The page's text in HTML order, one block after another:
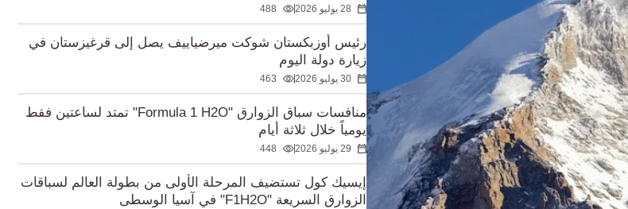
28 يوليو 2026 488
رئيس أوزبكستان شوكت ميرضياييف يصل إلى قرغيزستان في
زيارة دولة اليوم
30 يوليو 2026 463
منافسات سباق الزوارق "Formula 1 H2O" تمتد لساعتين فقط
يومياً خلال ثلاثة أيام
29 يوليو 2026 448
إيسيك كول تستضيف المرحلة الأولى من بطولة العالم لسباقات
الزوارق السريعة "F1H2O" في آسيا الوسطى